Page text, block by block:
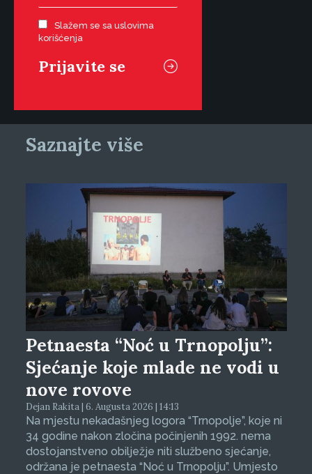
Slažem se sa uslovima
korišćenja
Saznajte više
Petnaesta “Noć u Trnopolju”:
Sjećanje koje mlade ne vodi u
nove rovove
Dejan Rakita | 6. Augusta 2026 | 14:13
Na mjestu nekadašnjeg logora “Trnopolje”, koje ni
34 godine nakon zločina počinjenih 1992. nema
dostojanstveno obilježje niti službeno sjećanje,
održana je petnaesta “Noć u Trnopolju”. Umjesto